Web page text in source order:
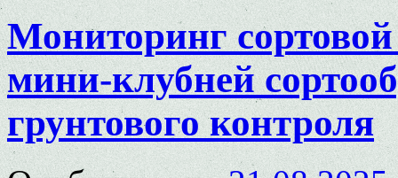
Мониторинг
мини-клубней
грунтового контроля